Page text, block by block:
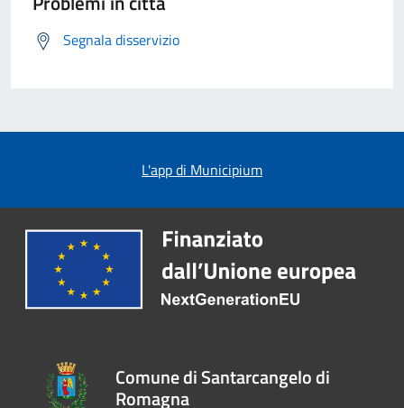
Segnala disservizio
L'app di Municipium
Comune di Santarcangelo di
Romagna